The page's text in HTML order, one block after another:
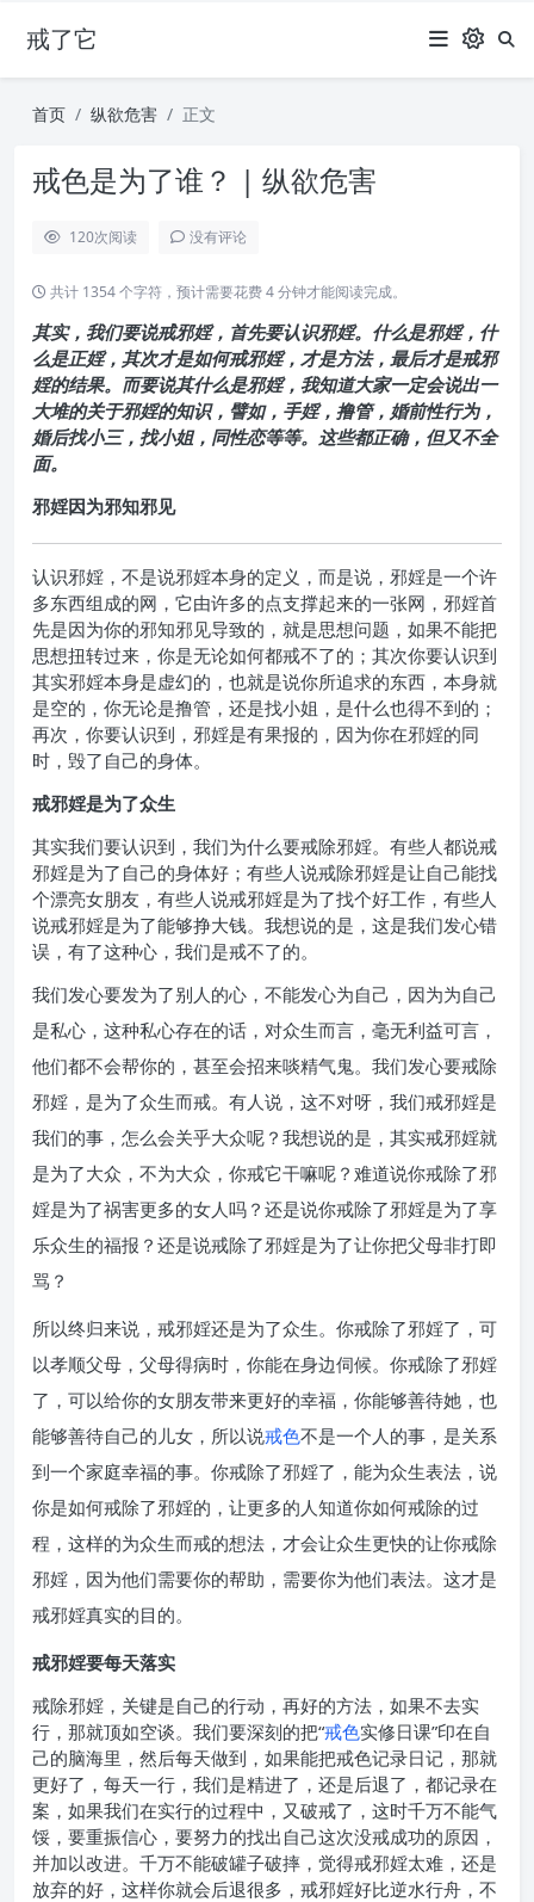
戒了它
首页 纵欲危害 正文
戒色是为了谁？ | 纵欲危害
120次阅读 没有评论
共计 1354 个字符，预计需要花费 4 分钟才能阅读完成。
其实，我们要说戒邪婬，首先要认识邪婬。什么是邪婬，什
么是正婬，其次才是如何戒邪婬，才是方法，最后才是戒邪
婬的结果。而要说其什么是邪婬，我知道大家一定会说出一
大堆的关于邪婬的知识，譬如，手婬，撸管，婚前性行为，
婚后找小三，找小姐，同性恋等等。这些都正确，但又不全
面。
邪婬因为邪知邪见
认识邪婬，不是说邪婬本身的定义，而是说，邪婬是一个许
多东西组成的网，它由许多的点支撑起来的一张网，邪婬首
先是因为你的邪知邪见导致的，就是思想问题，如果不能把
思想扭转过来，你是无论如何都戒不了的；其次你要认识到
其实邪婬本身是虚幻的，也就是说你所追求的东西，本身就
是空的，你无论是撸管，还是找小姐，是什么也得不到的；
再次，你要认识到，邪婬是有果报的，因为你在邪婬的同
时，毁了自己的身体。
戒邪婬是为了众生
其实我们要认识到，我们为什么要戒除邪婬。有些人都说戒
邪婬是为了自己的身体好；有些人说戒除邪婬是让自己能找
个漂亮女朋友，有些人说戒邪婬是为了找个好工作，有些人
说戒邪婬是为了能够挣大钱。我想说的是，这是我们发心错
误，有了这种心，我们是戒不了的。
我们发心要发为了别人的心，不能发心为自己，因为为自己
是私心，这种私心存在的话，对众生而言，毫无利益可言，
他们都不会帮你的，甚至会招来啖精气鬼。我们发心要戒除
邪婬，是为了众生而戒。有人说，这不对呀，我们戒邪婬是
我们的事，怎么会关乎大众呢？我想说的是，其实戒邪婬就
是为了大众，不为大众，你戒它干嘛呢？难道说你戒除了邪
婬是为了祸害更多的女人吗？还是说你戒除了邪婬是为了享
乐众生的福报？还是说戒除了邪婬是为了让你把父母非打即
骂？
所以终归来说，戒邪婬还是为了众生。你戒除了邪婬了，可
以孝顺父母，父母得病时，你能在身边伺候。你戒除了邪婬
了，可以给你的女朋友带来更好的幸福，你能够善待她，也
能够善待自己的儿女，所以说戒色不是一个人的事，是关系
到一个家庭幸福的事。你戒除了邪婬了，能为众生表法，说
你是如何戒除了邪婬的，让更多的人知道你如何戒除的过
程，这样的为众生而戒的想法，才会让众生更快的让你戒除
邪婬，因为他们需要你的帮助，需要你为他们表法。这才是
戒邪婬真实的目的。
戒邪婬要每天落实
戒除邪婬，关键是自己的行动，再好的方法，如果不去实
行，那就顶如空谈。我们要深刻的把“戒色实修日课”印在自
己的脑海里，然后每天做到，如果能把戒色记录日记，那就
更好了，每天一行，我们是精进了，还是后退了，都记录在
案，如果我们在实行的过程中，又破戒了，这时千万不能气
馁，要重振信心，要努力的找出自己这次没戒成功的原因，
并加以改进。千万不能破罐子破摔，觉得戒邪婬太难，还是
放弃的好，这样你就会后退很多，戒邪婬好比逆水行舟，不